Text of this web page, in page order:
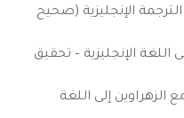
الإنجليزية (صحيح
اللغة الإنجليزية – تحقيق
الزهراوين إلى اللغة